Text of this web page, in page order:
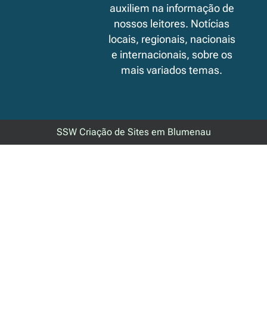
auxiliem na informação de
nossos leitores. Notícias
locais, regionais, nacionais
e internacionais, sobre os
mais variados temas.
SSW Criação de Sites em Blumenau